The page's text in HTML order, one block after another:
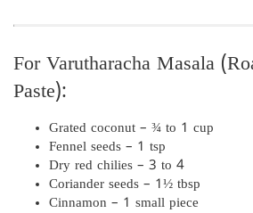
For Varutharacha Masala
Paste):
Grated coconut – ¾ to 1 cup
Fennel seeds – 1 tsp
Dry red chilies – 3 to 4
Coriander seeds – 1½ tbsp
Cinnamon – 1 small piece